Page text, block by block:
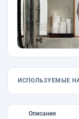
ИСПОЛЬЗУЕМЫЕ
Описание